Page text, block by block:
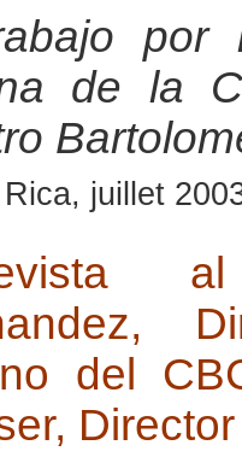
por
de la
juillet
del